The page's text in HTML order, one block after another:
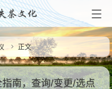
正文
南，查询/变更/选点